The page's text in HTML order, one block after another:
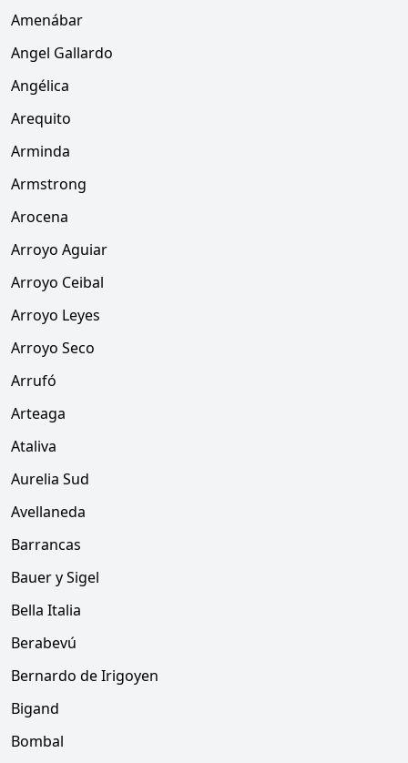
Amenábar
Angel Gallardo
Angélica
Arequito
Arminda
Armstrong
Arocena
Arroyo Aguiar
Arroyo Ceibal
Arroyo Leyes
Arroyo Seco
Arrufó
Arteaga
Ataliva
Aurelia Sud
Avellaneda
Barrancas
Bauer y Sigel
Bella Italia
Berabevú
Bernardo de Irigoyen
Bigand
Bombal